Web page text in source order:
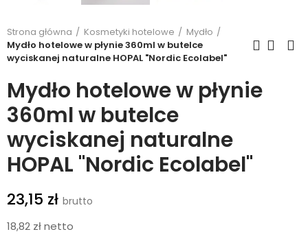
Strona główna Kosmetyki hotelowe
Mydło
Mydło hotelowe w płynie 360ml w butelce
wyciskanej naturalne HOPAL "Nordic Ecolabel"
Mydło hotelowe w płynie
360ml w butelce
wyciskanej naturalne
HOPAL "Nordic Ecolabel"
23,15 zł
18,82 zł netto